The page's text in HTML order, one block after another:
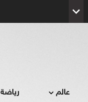
عالم رياضة